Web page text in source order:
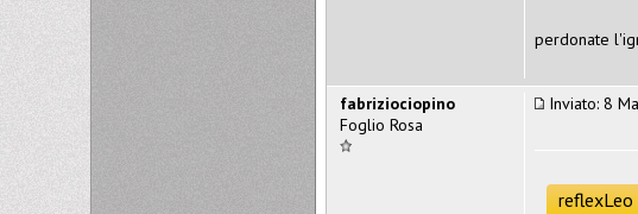
perdonate
Inviato: 8
fabriziociopino
Foglio Rosa